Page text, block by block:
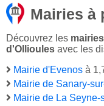
Mairies à
Découvrez les
d'Ollioules avec les
Mairie d'Evenos à
Mairie de Sanary-
Mairie de La Seyne-